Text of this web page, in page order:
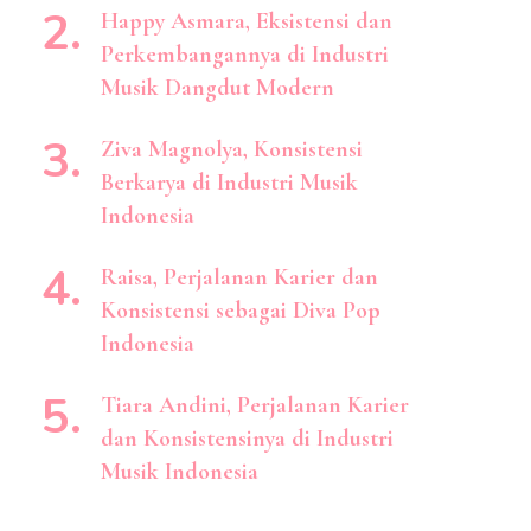
Happy Asmara, Eksistensi dan
Perkembangannya di Industri
Musik Dangdut Modern
Ziva Magnolya, Konsistensi
Berkarya di Industri Musik
Indonesia
Raisa, Perjalanan Karier dan
Konsistensi sebagai Diva Pop
Indonesia
Tiara Andini, Perjalanan Karier
dan Konsistensinya di Industri
Musik Indonesia